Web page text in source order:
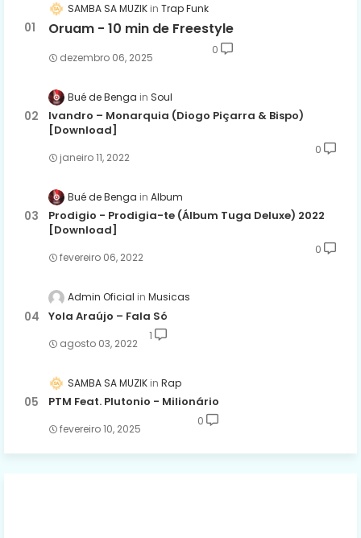
SAMBA SA MUZIK Trap Funk
Oruam - 10 min de Freestyle
dezembro 06, 2025
0
Bué de Benga Soul
Ivandro – Monarquia (Diogo Piçarra & Bispo)
[Download]
janeiro 11, 2022
0
Bué de Benga Album
Prodigio - Prodigia-te (Álbum Tuga Deluxe) 2022
[Download]
fevereiro 06, 2022
0
Admin Oficial Musicas
Yola Araújo – Fala Só
agosto 03, 2022
1
SAMBA SA MUZIK Rap
PTM Feat. Plutonio - Milionário
fevereiro 10, 2025
0